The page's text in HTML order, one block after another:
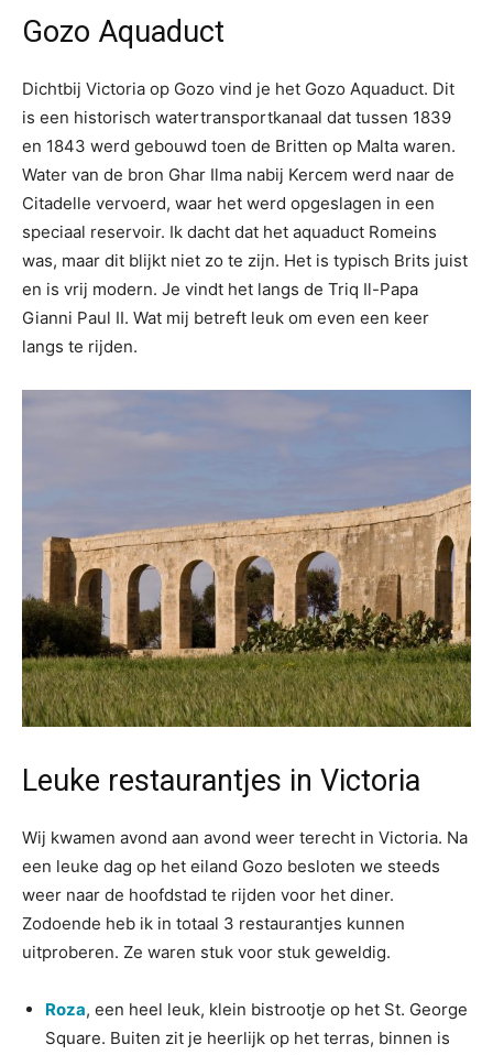
Gozo Aquaduct
Dichtbij Victoria op Gozo vind je het Gozo Aquaduct. Dit
is een historisch watertransportkanaal dat tussen 1839
en 1843 werd gebouwd toen de Britten op Malta waren.
Water van de bron Ghar Ilma nabij Kercem werd naar de
Citadelle vervoerd, waar het werd opgeslagen in een
speciaal reservoir. Ik dacht dat het aquaduct Romeins
was, maar dit blijkt niet zo te zijn. Het is typisch Brits juist
en is vrij modern. Je vindt het langs de Triq Il-Papa
Gianni Paul II. Wat mij betreft leuk om even een keer
langs te rijden.
Leuke restaurantjes in Victoria
Wij kwamen avond aan avond weer terecht in Victoria. Na
een leuke dag op het eiland Gozo besloten we steeds
weer naar de hoofdstad te rijden voor het diner.
Zodoende heb ik in totaal 3 restaurantjes kunnen
uitproberen. Ze waren stuk voor stuk geweldig.
Roza, een heel leuk, klein bistrootje op het St. George
Square. Buiten zit je heerlijk op het terras, binnen is